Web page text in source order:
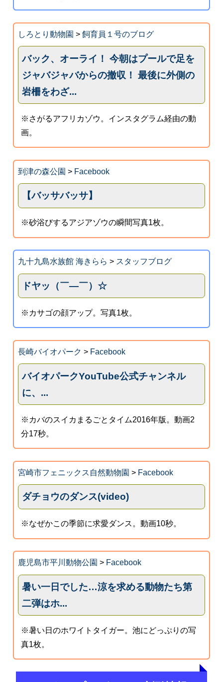
しろとり動物園 > 飼育員１号のブログ
バック、オーライ！ 今朝はプールで足を
ジャバジャバからの撤収！ 最後に外側の
岩柵をわざ...
※さがるアフリカゾウ。インスタグラム経由の動
画。
到津の森公園 > Facebook
【バッサバッサ】
※砂浴びするアジアゾウの瞬間写真1枚。
九十九島水族館 海きらら > スタッフブログ
ドヤッ（￣―￣）☆
※カサゴの顔アップ。写真1枚。
長崎バイオパーク > Facebook
バイオパークYouTube公式チャンネル
に、...
※カバのスイカまるごとタイム2016年版。動画2
分17秒。
宮崎市フェニックス自然動物園 > Facebook
ダチョウのダンス(video)
※なぜかこの季節に求愛ダンス。動画10秒。
鹿児島市平川動物公園 > Facebook
暑い一日でした…涼を求める動物たち第
二弾はホ...
※暑い日のホワイトタイガー。池にどっぷりの写
真1枚。